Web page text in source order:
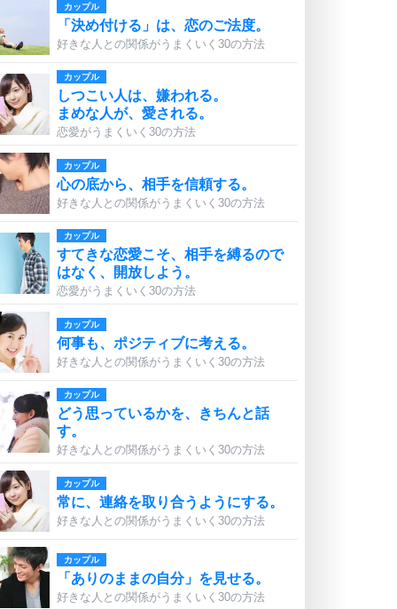
カップル
「決め付ける」は、恋のご法度。
好きな人との関係がうまくいく30の方法
カップル
しつこい人は、嫌われる。
まめな人が、愛される。
恋愛がうまくいく30の方法
カップル
心の底から、相手を信頼する。
好きな人との関係がうまくいく30の方法
カップル
すてきな恋愛こそ、相手を縛るので
はなく、開放しよう。
恋愛がうまくいく30の方法
カップル
何事も、ポジティブに考える。
好きな人との関係がうまくいく30の方法
カップル
どう思っているかを、きちんと話
す。
好きな人との関係がうまくいく30の方法
カップル
常に、連絡を取り合うようにする。
好きな人との関係がうまくいく30の方法
カップル
「ありのままの自分」を見せる。
好きな人との関係がうまくいく30の方法